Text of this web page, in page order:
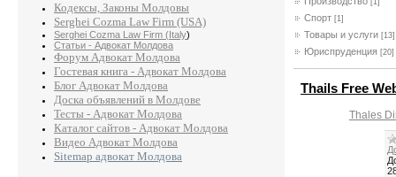
Кодексы, Законы Молдовы
Serghei Cozma Law Firm (USA)
Serghei Cozma Law Firm (Italy)
Статьи - Адвокат Молдова
Форум Адвокат Молдова
Гостевая книга - Адвокат Молдова
Блог Адвокат Молдова
Доска объявлений в Молдове
Тесты - Адвокат Молдова
Каталог сайтов - Адвокат Молдова
Видео Адвокат Молдова
Sitemap адвокат Молдова
[1]
Спорт [1]
Товары и услуги [13]
Юриспруденция [20]
Thails Free
Thales